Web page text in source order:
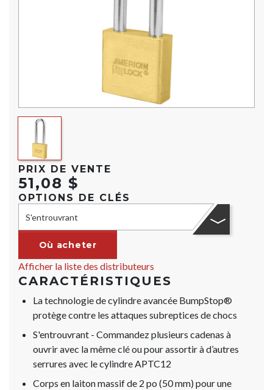
PRIX DE VENTE
51,08 $
OPTIONS DE CLÉS
S'entrouvrant
Où acheter
Afficher la liste des distributeurs
CARACTÉRISTIQUES
La technologie de cylindre avancée BumpStop®
protège contre les attaques subreptices de chocs
S'entrouvrant - Commandez plusieurs cadenas à
ouvrir avec la même clé ou pour assortir à d’autres
serrures avec le cylindre APTC12
Corps en laiton massif de 2 po (50 mm) pour une